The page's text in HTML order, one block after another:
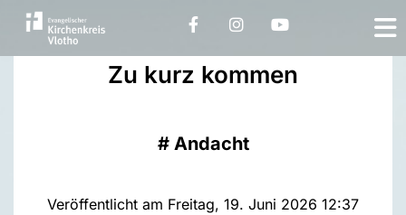
Zu kurz kommen
# Andacht
Veröffentlicht am Freitag, 19. Juni 2026 12:37